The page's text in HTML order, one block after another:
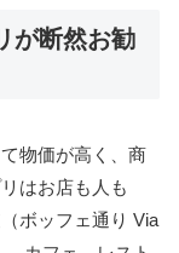
が断然お勧
物価が高く、商
はお店も人も
ボッフェ通り Via